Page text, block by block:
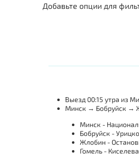
Добавьте опции для
Выезд 00:15 утра из
Минск → Бобруйск →
Минск -
Бобруйск -
Жлобин -
Гомель -